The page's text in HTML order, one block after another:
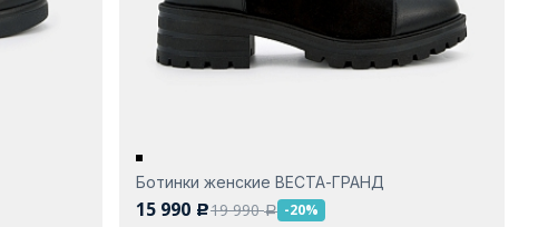
Ботинки женские ВЕСТА-ГРАНД
15 990 c19 990a -20%